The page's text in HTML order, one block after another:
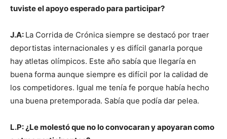
tuviste el apoyo esperado para participar?
J.A: La Corrida de Crónica siempre se destacó por traer
deportistas internacionales y es difícil ganarla porque
hay atletas olímpicos. Este año sabía que llegaría en
buena forma aunque siempre es difícil por la calidad de
los competidores. Igual me tenía fe porque había hecho
una buena pretemporada. Sabía que podía dar pelea.
L.P: ¿Le molestó que no lo convocaran y apoyaran como